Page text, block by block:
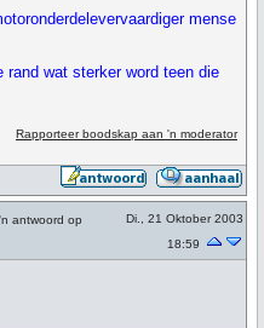
mense
wat sterker word teen die
Rapporteer boodskap aan 'n moderator
antwoord op
Di., 21 Oktober 2003
18:59